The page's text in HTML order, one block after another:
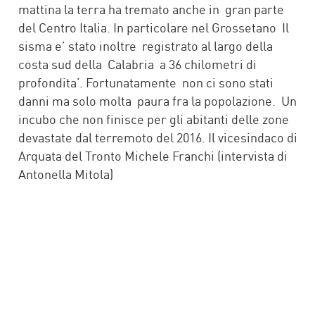
mattina la terra ha tremato anche in gran parte
del Centro Italia. In particolare nel Grossetano Il
sisma e’ stato inoltre registrato al largo della
costa sud della Calabria a 36 chilometri di
profondita’. Fortunatamente non ci sono stati
danni ma solo molta paura fra la popolazione. Un
incubo che non finisce per gli abitanti delle zone
devastate dal terremoto del 2016. Il vicesindaco di
Arquata del Tronto Michele Franchi (intervista di
Antonella Mitola)